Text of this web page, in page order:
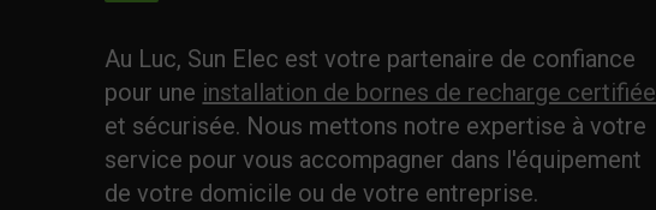
Au Luc, Sun Elec est votre partenaire de confiance
pour une installation de bornes de recharge certifiée
et sécurisée. Nous mettons notre expertise à votre
service pour vous accompagner dans l'équipement
de votre domicile ou de votre entreprise.